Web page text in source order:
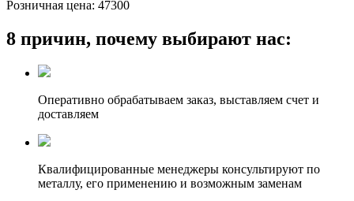
Розничная цена: 47300
8 причин, почему выбирают нас:
Оперативно обрабатываем заказ, выставляем счет и
доставляем
Квалифицированные менеджеры консультируют по
металлу, его применению и возможным заменам